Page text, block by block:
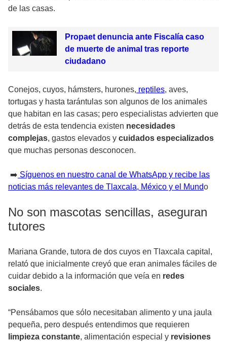
de las casas.
Propaet denuncia ante Fiscalía caso
de muerte de animal tras reporte
ciudadano
Conejos, cuyos, hámsters, hurones, reptiles, aves,
tortugas y hasta tarántulas son algunos de los animales
que habitan en las casas; pero especialistas advierten que
detrás de esta tendencia existen necesidades
complejas, gastos elevados y cuidados especializados
que muchas personas desconocen.
➡️ Síguenos en nuestro canal de WhatsApp y recibe las
noticias más relevantes de Tlaxcala, México y el Mundo
No son mascotas sencillas, aseguran
tutores
Mariana Grande, tutora de dos cuyos en Tlaxcala capital,
relató que inicialmente creyó que eran animales fáciles de
cuidar debido a la información que veía en redes
sociales.
“Pensábamos que sólo necesitaban alimento y una jaula
pequeña, pero después entendimos que requieren
limpieza constante, alimentación especial y revisiones